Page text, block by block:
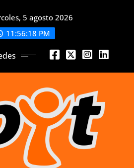
5 agosto 2026
11:56:19 PM